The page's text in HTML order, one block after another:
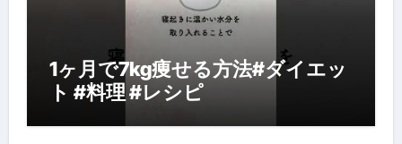
1ヶ月で7kg痩せる方法#ダイエッ
ト #料理 #レシピ